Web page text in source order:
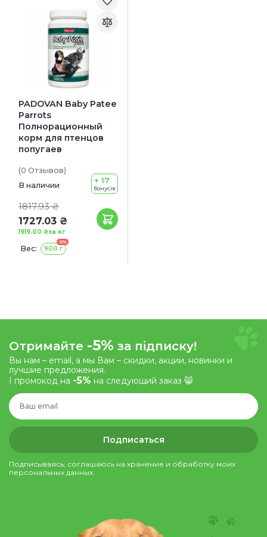
PADOVAN Baby Patee
Parrots
Полнорационный
корм для птенцов
попугаев
(0 Отзывов)
В наличии
1817.93 ₴
1727.03 ₴
за кг
1919.00 ₴
+ 17
бонусів
Вес:
-5%
900 г
Отримайте -5% за підписку!
Вы нам – email, а мы Вам – скидки, акции, новинки и
лучшие предложения.
І промокод на -5% на следующий заказ 😸
Подписаться
Подписываясь, соглашаюсь на хранение и обработку моих
персональных данных.